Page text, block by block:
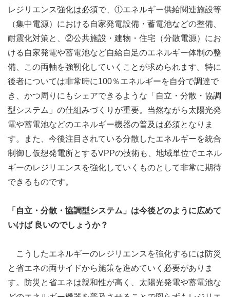
レジリエンス強化は必須で、①エネルギー供給関連施設等
（集中電源）における自家発電設備・蓄電池などの整備、
耐震化対策と、②公共施設・建物・住宅（分散電源）にお
ける自家発電や蓄電池など自給自足のエネルギー体制の整
備、この両軸を強靭化していくことが求められます。特に
後者については非常時に100％エネルギーを自分で調達で
き、かつ周りにもシェアできるような「自立・分散・協調
型システム」の仕組みづくりが重要。当然ながら太陽光発
電や蓄電池などのエネルギー機器の普及は必須となりま
す。また、今後注目されている分散したエネルギーを統合
制御し仮想発電所とするVPPの技術も、地域単位でエネル
ギーのレジリエンスを強化していくものとして非常に期待
できるものです。
「自立・分散・協調型システム」は今後どのように広めて
いけば 良いのでしょうか？
こうしたエネルギーのレジリエンスを強化するには防災
と省エネの両サイドから施策を進めていく必要がありま
す。防災と省エネは親和性が高く、太陽光発電や蓄電池な